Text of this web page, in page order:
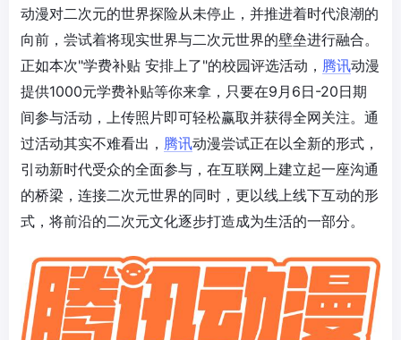
动漫对二次元的世界探险从未停止，并推进着时代浪潮的
向前，尝试着将现实世界与二次元世界的壁垒进行融合。
正如本次"学费补贴 安排上了"的校园评选活动， 腾讯动漫
提供1000元学费补贴等你来拿，只要在9月6日-20日期
间参与活动，上传照片即可轻松赢取并获得全网关注。通
过活动其实不难看出， 腾讯动漫尝试正在以全新的形式，
引动新时代受众的全面参与，在互联网上建立起一座沟通
的桥梁，连接二次元世界的同时，更以线上线下互动的形
式，将前沿的二次元文化逐步打造成为生活的一部分。